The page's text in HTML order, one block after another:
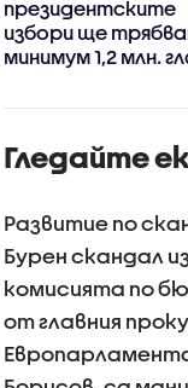
президентските
избори ще
минимум 1,2 млн.
Гледайте
Развитие по
Бурен скандал
комисията по
от главния